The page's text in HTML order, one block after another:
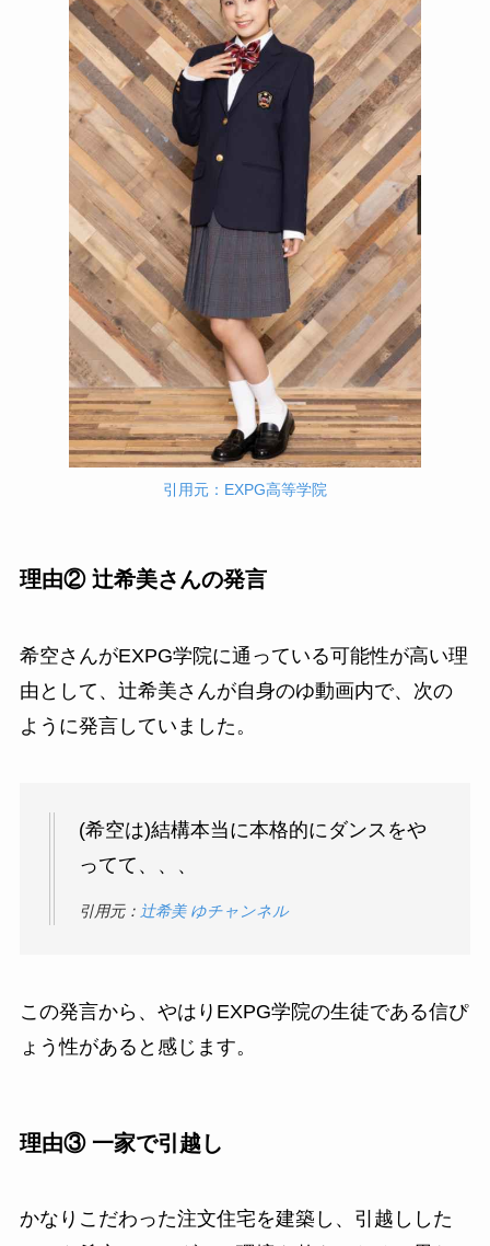
引用元：EXPG高等学院
理由② 辻希美さんの発言
希空さんがEXPG学院に通っている可能性が高い理
由として、辻希美さんが自身のゆ動画内で、次の
ように発言していました。
(希空は)結構本当に本格的にダンスをや
ってて、、、
引用元： 辻希美 ゆチャンネル
この発言から、やはりEXPG学院の生徒である信ぴ
ょう性があると感じます。
理由③ 一家で引越し
かなりこだわった注文住宅を建築し、引越しした